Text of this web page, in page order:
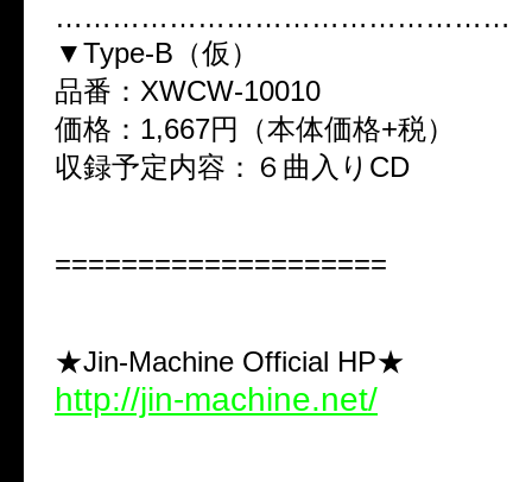
…………………………………………
▼Type-B（仮）
品番：XWCW-10010
価格：1,667円（本体価格+税）
収録予定内容：６曲入りCD
====================
★Jin-Machine Official HP★
http://jin-machine.net/